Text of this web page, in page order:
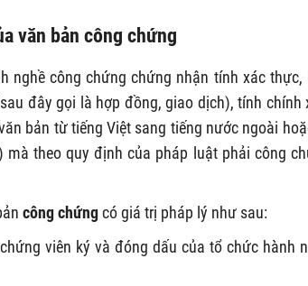
văn bản công chứng
nghề công chứng chứng nhận tính xác thực,
đây gọi là hợp đồng, giao dịch), tính chính
bản từ tiếng Việt sang tiếng nước ngoài
theo quy định của pháp luật phải công
công chứngcó giá trị pháp lý như sau:
viên ký và đóng dấu của tổ chức hành